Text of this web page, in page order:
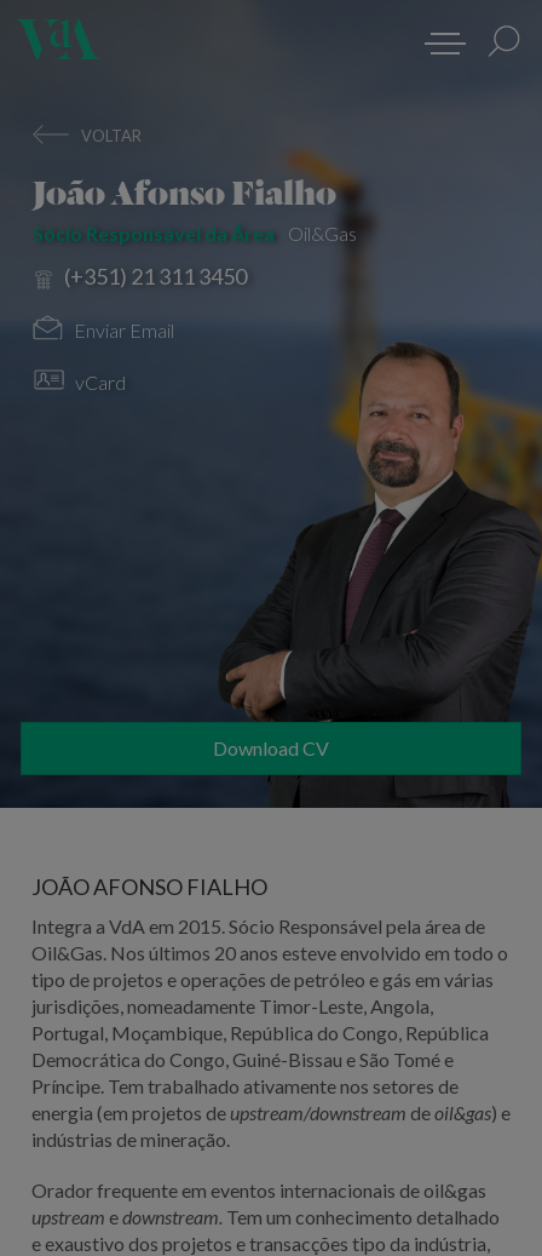
VOLTAR
João Afonso Fialho
Sócio Responsável da Área Oil&Gas
(+351) 21 311 3450
Enviar Email
vCard
Download CV
JOÃO AFONSO FIALHO
Integra a VdA em 2015. Sócio Responsável pela área de
Oil&Gas. Nos últimos 20 anos esteve envolvido em todo o
tipo de projetos e operações de petróleo e gás em várias
jurisdições, nomeadamente Timor-Leste, Angola,
Portugal, Moçambique, República do Congo, República
Democrática do Congo, Guiné-Bissau e São Tomé e
Príncipe. Tem trabalhado ativamente nos setores de
energia (em projetos de upstream/downstream deoil&gas) e
indústrias de mineração.
Orador frequente em eventos internacionais de oil&gas
upstream edownstream. Tem um conhecimento detalhado
e exaustivo dos projetos e transacções tipo da indústria,